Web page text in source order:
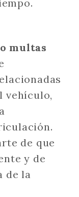
multas
vehículo,
de que
y de
de la